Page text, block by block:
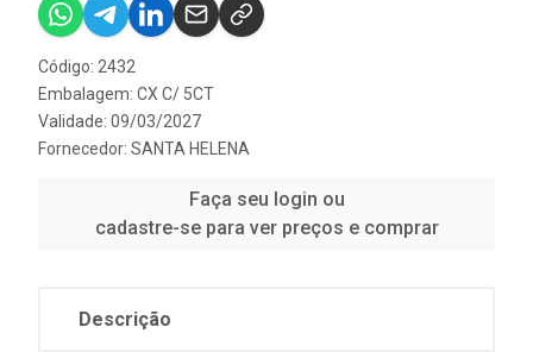
Código: 2432
Embalagem: CX C/ 5CT
Validade: 09/03/2027
Fornecedor: SANTA HELENA
Faça seu login ou
cadastre-se para ver preços e comprar
Descrição